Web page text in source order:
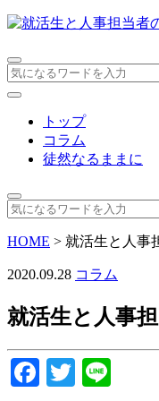
トップ
コラム
徒然なるままに
HOME > 就活生と人事
2020.09.28 コラム
就活生と人事
Facebook
Twitter